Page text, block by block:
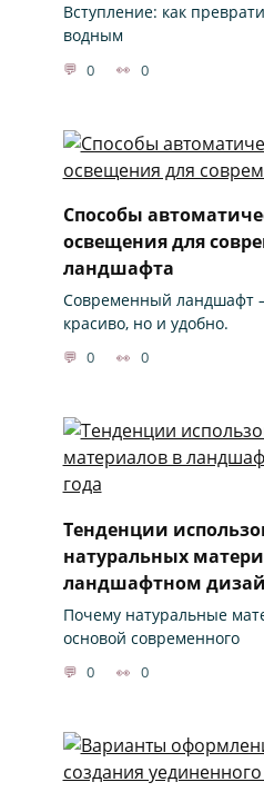
Вступление: как
водным
0 0
Способы
освещения для
ландшафта
Современный ландшафт
красиво, но и удобно.
0 0
Тенденции
натуральных
ландшафтном
Почему натуральные
основой современного
0 0